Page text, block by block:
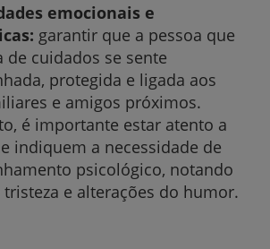
emocionais e
garantir que a pessoa que
de cuidados se sente
protegida e ligada aos
e amigos próximos.
é importante estar atento a
indiquem a necessidade de
psicológico, notando
tristeza e alterações do humor.